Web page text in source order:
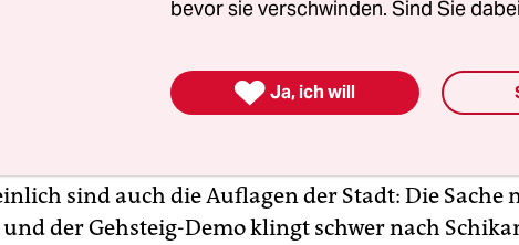
sind auch die Auflagen der Stadt: Die Sache
der Gehsteig-Demo klingt schwer nach
bevor sie verschwinden. Sind Sie
 Ja, ich will